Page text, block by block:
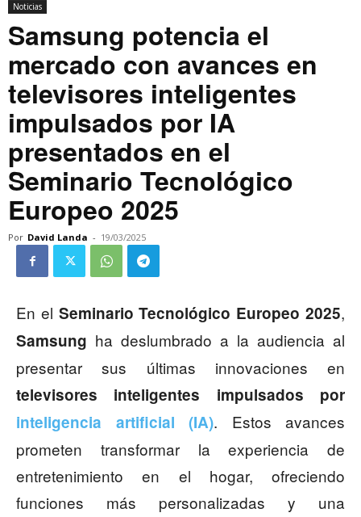
Noticias
Samsung potencia el
mercado con avances en
televisores inteligentes
impulsados por IA
presentados en el
Seminario Tecnológico
Europeo 2025
Por David Landa - 19/03/2025
En el Seminario Tecnológico Europeo 2025,
Samsung ha deslumbrado a la audiencia al
presentar sus últimas innovaciones en
televisores inteligentes impulsados por
inteligencia artificial
(IA). Estos avances
prometen transformar la experiencia de
entretenimiento en el hogar, ofreciendo
funciones más personalizadas y una